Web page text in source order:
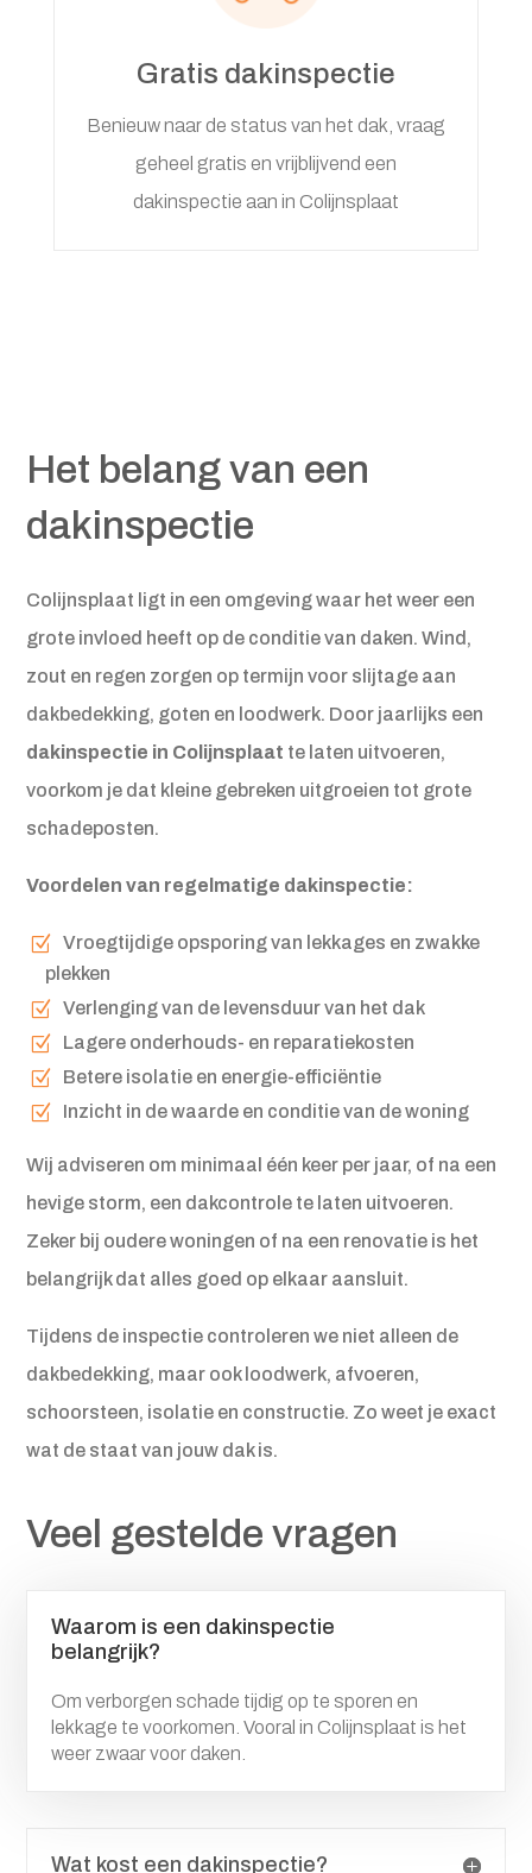
Gratis dakinspectie
Benieuw naar de status van het dak, vraag
geheel gratis en vrijblijvend een
dakinspectie aan in Colijnsplaat
Het belang van een
dakinspectie
Colijnsplaat ligt in een omgeving waar het weer een
grote invloed heeft op de conditie van daken. Wind,
zout en regen zorgen op termijn voor slijtage aan
dakbedekking, goten en loodwerk. Door jaarlijks een
dakinspectie in Colijnsplaat te laten uitvoeren,
voorkom je dat kleine gebreken uitgroeien tot grote
schadeposten.
Voordelen van regelmatige dakinspectie:
Vroegtijdige opsporing van lekkages en zwakke
plekken
Verlenging van de levensduur van het dak
Lagere onderhouds- en reparatiekosten
Betere isolatie en energie-efficiëntie
Inzicht in de waarde en conditie van de woning
Wij adviseren om minimaal één keer per jaar, of na een
hevige storm, een dakcontrole te laten uitvoeren.
Zeker bij oudere woningen of na een renovatie is het
belangrijk dat alles goed op elkaar aansluit.
Tijdens de inspectie controleren we niet alleen de
dakbedekking, maar ook loodwerk, afvoeren,
schoorsteen, isolatie en constructie. Zo weet je exact
wat de staat van jouw dak is.
Veel gestelde vragen
Waarom is een dakinspectie
belangrijk?
Om verborgen schade tijdig op te sporen en
lekkage te voorkomen. Vooral in Colijnsplaat is het
weer zwaar voor daken.
Wat kost een dakinspectie?